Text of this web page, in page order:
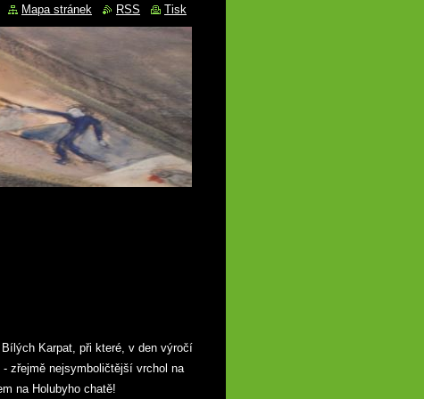
Karpat, při které, v den výročí
zřejmě nejsymboličtější vrchol na
na Holubyho chatě!
Mapa stránek RSS Tisk